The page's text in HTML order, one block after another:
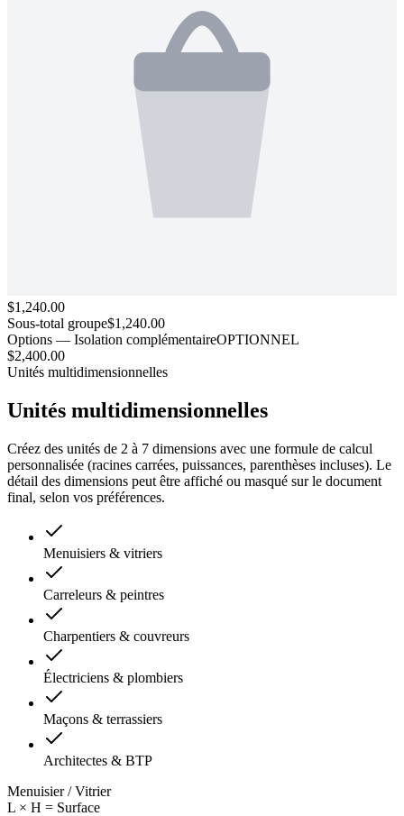
$1,240.00
Sous-total groupe$1,240.00
Options — Isolation complémentaireOPTIONNEL
$2,400.00
Unités multidimensionnelles
Unités multidimensionnelles
Créez des unités de 2 à 7 dimensions avec une formule de calcul
personnalisée (racines carrées, puissances, parenthèses incluses). Le
détail des dimensions peut être affiché ou masqué sur le document
final, selon vos préférences.
Menuisiers & vitriers
Carreleurs & peintres
Charpentiers & couvreurs
Électriciens & plombiers
Maçons & terrassiers
Architectes & BTP
Menuisier / Vitrier
L × H = Surface